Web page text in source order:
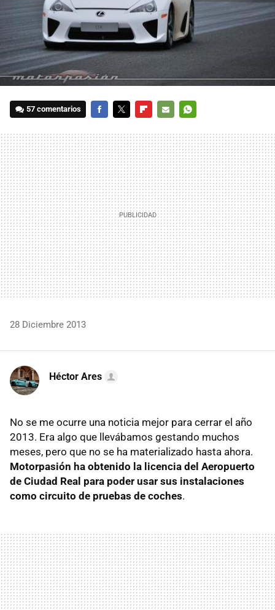
57 comentarios
MAIL
28 Diciembre 2013
Héctor Ares
No se me ocurre una noticia mejor para cerrar el año
2013. Era algo que llevábamos gestando muchos
meses, pero que no se ha materializado hasta ahora.
Motorpasión ha obtenido la licencia del Aeropuerto
de Ciudad Real para poder usar sus instalaciones
como circuito de pruebas de coches.